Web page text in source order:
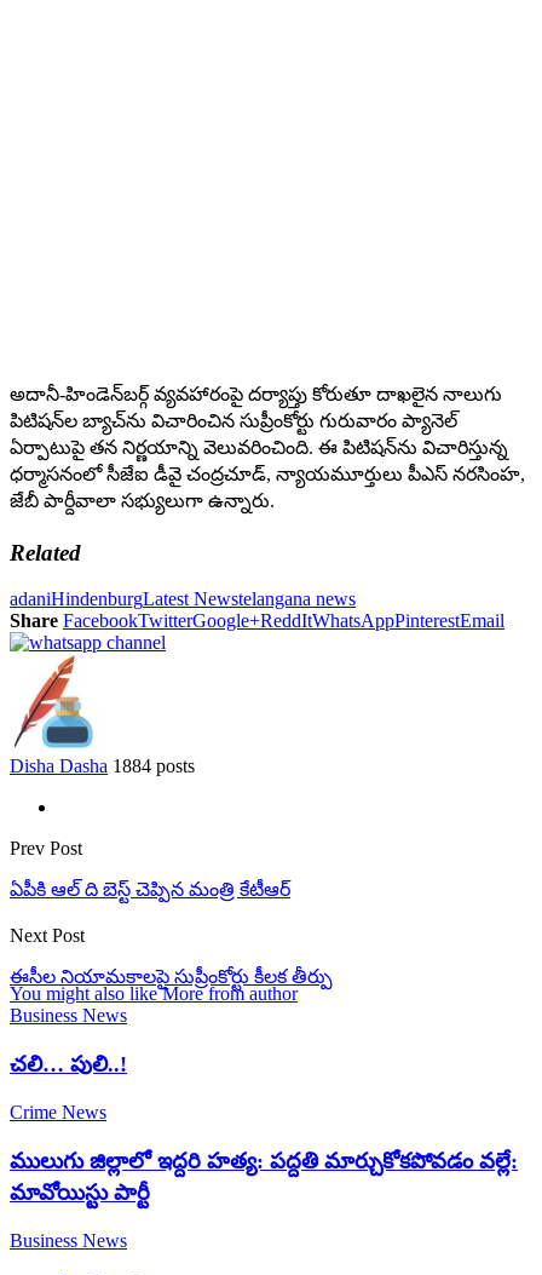
అదానీ-హిండెన్‌బర్గ్ వ్యవహారంపై దర్యాప్తు కోరుతూ దాఖలైన నాలుగు
పిటిషన్‌ల బ్యాచ్‌ను విచారించిన సుప్రీంకోర్టు గురువారం ప్యానెల్
ఏర్పాటుపై తన నిర్ణయాన్ని వెలువరించింది. ఈ పిటిషన్‌ను విచారిస్తున్న
ధర్మాసనంలో సీజేఐ డీవై చంద్రచూడ్, న్యాయమూర్తులు పీఎస్ నరసింహ,
జేబీ పార్దీవాలా సభ్యులుగా ఉన్నారు.
Related
adaniHindenburgLatest Newstelangana news
Share FacebookTwitterGoogle+ReddItWhatsAppPinterestEmail
Disha Dasha 1884 posts
Prev Post
ఏపీకి ఆల్ ది బెస్ట్ చెప్పిన మంత్రి కేటీఆర్
Next Post
ఈసీల నియామకాలపై సుప్రీంకోర్టు కీలక తీర్పు
You might also like More from author
Business News
చలి… పులి..!
Crime News
ములుగు జిల్లాలో ఇద్దరి హత్య: పద్దతి మార్చుకోకపోవడం వల్లే:
మావోయిస్టు పార్టీ
Business News